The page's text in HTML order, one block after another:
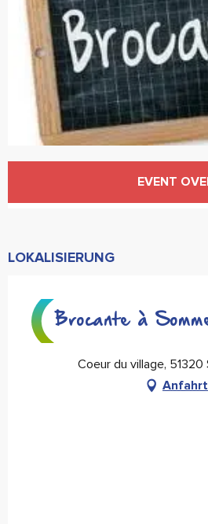
EVENT
LOKALISIERUNG
Brocante à
Coeur du village, 51320
Anfahrt